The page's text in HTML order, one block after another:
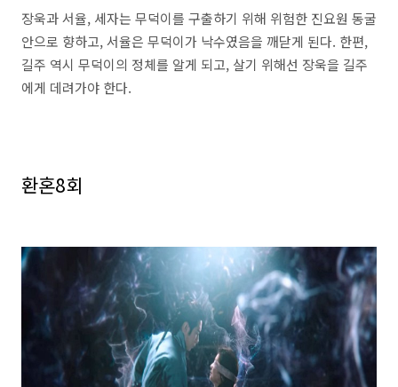
장욱과 서율, 세자는 무덕이를 구출하기 위해 위험한 진요원 동굴
안으로 향하고, 서율은 무덕이가 낙수였음을 깨닫게 된다. 한편,
길주 역시 무덕이의 정체를 알게 되고, 살기 위해선 장욱을 길주
에게 데려가야 한다.
환혼8회